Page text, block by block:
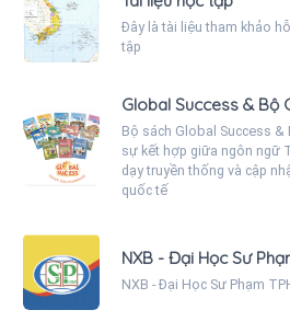
Đây là tài liệu tham khảo
tập
Global Success &
Bộ sách Global Success &
sự kết hợp giữa ngôn ngữ
dạy truyền thống và cập
quốc tế
NXB - Đại Học Sư
NXB - Đại Học Sư Phạm